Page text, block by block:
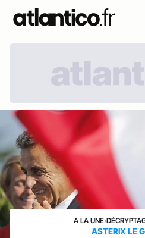
A LA UNE›
ASTERIX LE